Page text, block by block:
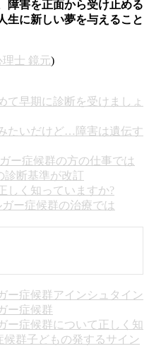
障害を正面から受け止める
生に新しい夢を与えること
理士 鏡元)
て早期に診断を受けましょ
たいだけど…障害は遺伝す
ー症候群の方の仕事では
診断基準が改訂
しく知っていますか?
ー症候群の治療では
アインシュタイン
ー症候群
ー症候群について正しく知
子どもの発するサイン